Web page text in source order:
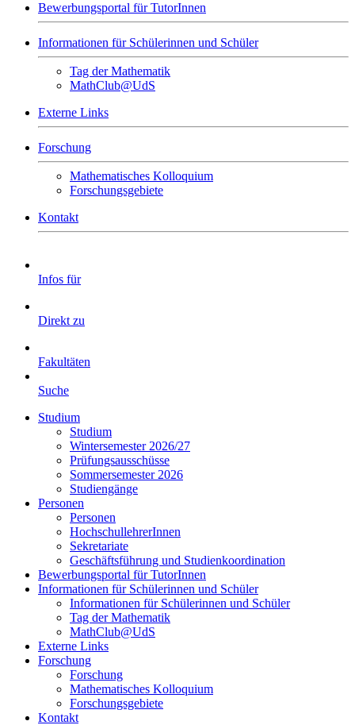
Bewerbungsportal für TutorInnen
Informationen für Schülerinnen und Schüler
Tag der Mathematik
MathClub@UdS
Externe Links
Forschung
Mathematisches Kolloquium
Forschungsgebiete
Kontakt
Infos für
Direkt zu
Fakultäten
Suche
Studium
Studium
Wintersemester 2026/27
Prüfungsausschüsse
Sommersemester 2026
Studiengänge
Personen
Personen
HochschullehrerInnen
Sekretariate
Geschäftsführung und Studienkoordination
Bewerbungsportal für TutorInnen
Informationen für Schülerinnen und Schüler
Informationen für Schülerinnen und Schüler
Tag der Mathematik
MathClub@UdS
Externe Links
Forschung
Forschung
Mathematisches Kolloquium
Forschungsgebiete
Kontakt